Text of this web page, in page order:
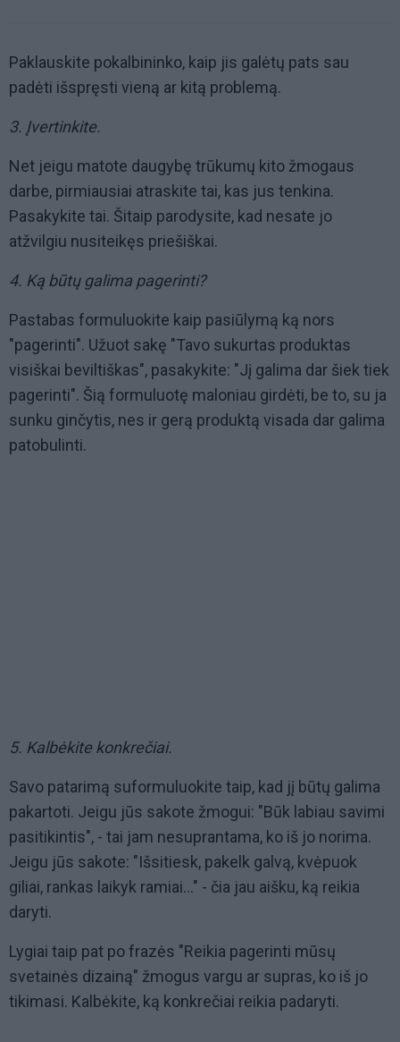
Paklauskite pokalbininko, kaip jis galėtų pats sau
padėti išspręsti vieną ar kitą problemą.
3. Įvertinkite.
Net jeigu matote daugybę trūkumų kito žmogaus
darbe, pirmiausiai atraskite tai, kas jus tenkina.
Pasakykite tai. Šitaip parodysite, kad nesate jo
atžvilgiu nusiteikęs priešiškai.
4. Ką būtų galima pagerinti?
Pastabas formuluokite kaip pasiūlymą ką nors
"pagerinti". Užuot sakę "Tavo sukurtas produktas
visiškai beviltiškas", pasakykite: "Jį galima dar šiek tiek
pagerinti". Šią formuluotę maloniau girdėti, be to, su ja
sunku ginčytis, nes ir gerą produktą visada dar galima
patobulinti.
5. Kalbėkite konkrečiai.
Savo patarimą suformuluokite taip, kad jį būtų galima
pakartoti. Jeigu jūs sakote žmogui: "Būk labiau savimi
pasitikintis", - tai jam nesuprantama, ko iš jo norima.
Jeigu jūs sakote: "Išsitiesk, pakelk galvą, kvėpuok
giliai, rankas laikyk ramiai..." - čia jau aišku, ką reikia
daryti.
Lygiai taip pat po frazės "Reikia pagerinti mūsų
svetainės dizainą" žmogus vargu ar supras, ko iš jo
tikimasi. Kalbėkite, ką konkrečiai reikia padaryti.